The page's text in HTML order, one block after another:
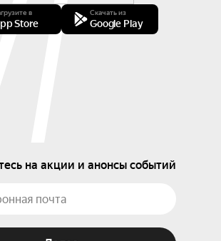
в
Store
Скачать из
Google Play
на акции и анонсы событий